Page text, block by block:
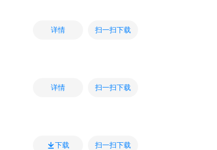
详情 扫一扫下载
详情 扫一扫下载
下载 扫一扫下载